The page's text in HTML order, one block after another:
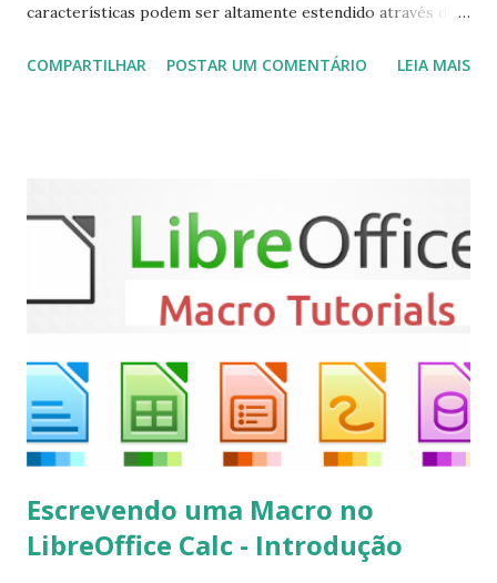
características podem ser altamente estendido através de
(personal video recorder). A versão final do Kodi 19.5
sudo apt-get install kodi Use o comando a seguir para
instalar codecs de áudio e outros complementos,
executando: $ sudo apt-get install --install-suggests
kodi Para remover, execute: $ sudo apt-get remove
COMPARTILHAR POSTAR UM COMENTÁRIO LEIA MAIS
Escrevendo uma Macro no
LibreOffice Calc - Introdução